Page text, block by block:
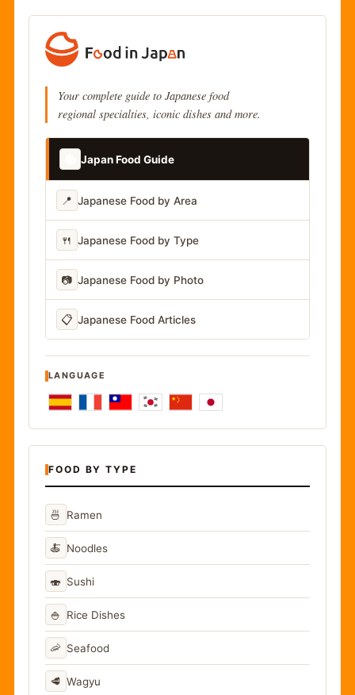
Your complete guide to Japanese food
regional specialties, iconic dishes and more.
Japan Food Guide
📍 Japanese Food by Area
🍴 Japanese Food by Type
📷 Japanese Food by Photo
📋 Japanese Food Articles
LANGUAGE
FOOD BY TYPE
🍜 Ramen
🍝 Noodles
🍣 Sushi
🍚 Rice Dishes
🦐 Seafood
🥩 Wagyu